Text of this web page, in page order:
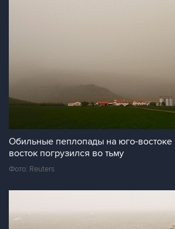
Обильные пеплопады на юго-
восток погрузился во тьму
Фото: Reuters